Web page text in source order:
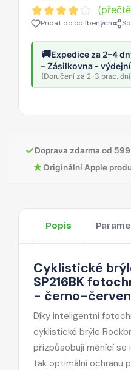
Přidat do oblíbených
🚚Expedice za 2–4
– Zásilkovna -
(Doručení za 2–3 prac.
✓Doprava zdarma od 599
★Originální Apple
Popis
Cyklistické
SP216BK
- černo-
Díky inteligentní
cyklistické brýle
přizpůsobují měnící
tak optimální ochranu